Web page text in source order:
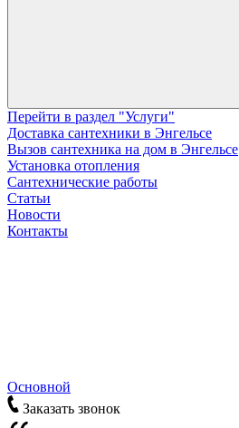
Перейти в раздел "Услуги"
Доставка сантехники в Энгельсе
Вызов сантехника на дом в Энгельсе
Установка отопления
Сантехнические работы
Статьи
Новости
Контакты
Основной
Заказать звонок